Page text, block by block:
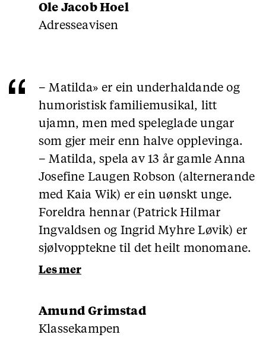
Ole Jacob Hoel
Adresseavisen
– Matilda» er ein underhaldande og
humoristisk familiemusikal, litt
ujamn, men med speleglade ungar
som gjer meir enn halve opplevinga.
– Matilda, spela av 13 år gamle Anna
Josefine Laugen Robson (alternerande
med Kaia Wik) er ein uønskt unge.
Foreldra hennar (Patrick Hilmar
Ingvaldsen og Ingrid Myhre Løvik) er
sjølvopptekne til det heilt monomane.
Les mer
Amund Grimstad
Klassekampen